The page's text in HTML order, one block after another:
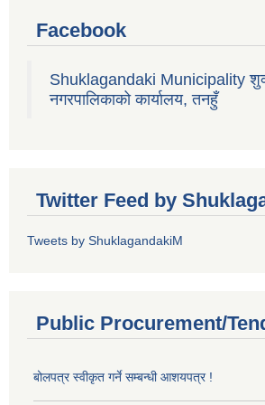
Facebook
Shuklagandaki Municipality
नगरपालिकाको कार्यालय, तनहुँ
Twitter Feed by
Tweets by ShuklagandakiM
Public Procurement/
बोलपत्र स्वीकृत गर्ने सम्बन्धी आशयपत्र !